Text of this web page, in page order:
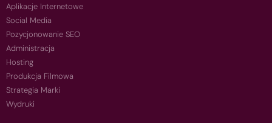
Aplikacje Internetowe
Social Media
Pozycjonowanie SEO
Administracja
Hosting
Produkcja Filmowa
Strategia Marki
Wydruki